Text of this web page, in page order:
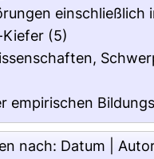
einschließlich
Kiefer (5)
empirischen
nach: Datum